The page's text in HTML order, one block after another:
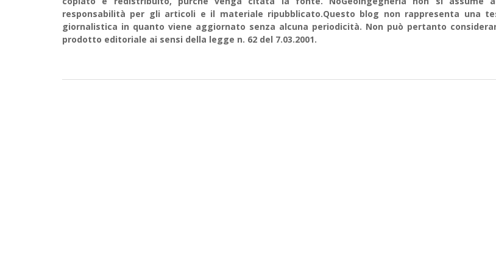
responsabilità per gli articoli e il materiale ripubblicato.Questo blog non rappresenta una
giornalistica in quanto viene aggiornato senza alcuna periodicità. Non può pertanto
prodotto editoriale ai sensi della legge n. 62 del 7.03.2001.